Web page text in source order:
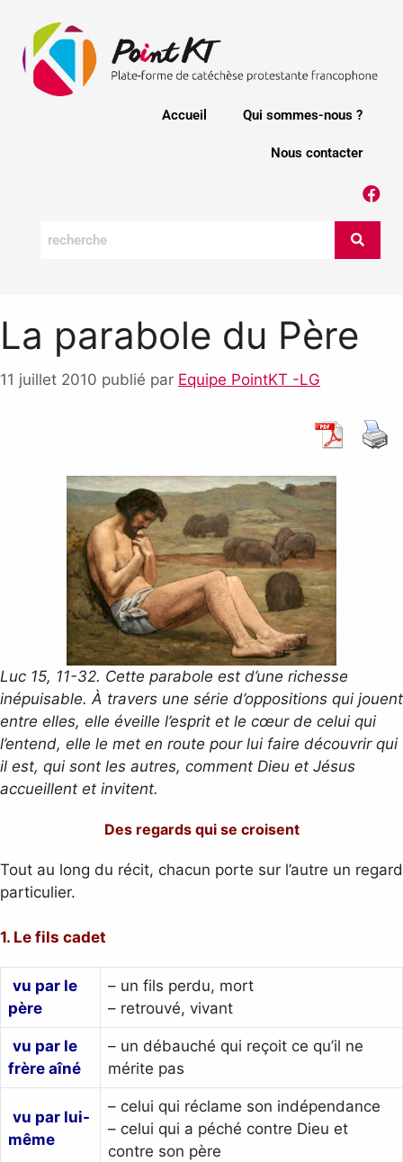
Accueil Qui sommes-nous ?
Nous contacter
La parabole du Père
11 juillet 2010 publié par Equipe PointKT -LG
Luc 15, 11-32. Cette parabole est d’une richesse
inépuisable. À travers une série d’oppositions qui jouent
entre elles, elle éveille l’esprit et le cœur de celui qui
l’entend, elle le met en route pour lui faire découvrir qui
il est, qui sont les autres, comment Dieu et Jésus
accueillent et invitent.
Des regards qui se croisent
Tout au long du récit, chacun porte sur l’autre un regard
particulier.
1. Le fils cadet
vu par le
père
– un fils perdu, mort
– retrouvé, vivant
vu par le
frère aîné
– un débauché qui reçoit ce qu’il ne
mérite pas
vu par lui-
même
– celui qui réclame son indépendance
– celui qui a péché contre Dieu et
contre son père